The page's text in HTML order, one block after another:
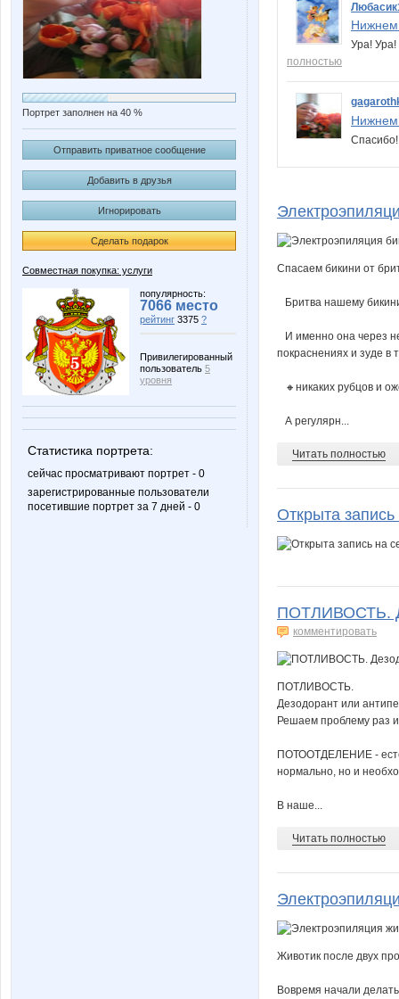
Портрет заполнен на 40 %
Отправить приватное сообщение
Добавить в друзья
Игнорировать
Сделать подарок
Совместная покупка: услуги
популярность:
7066 место
рейтинг 3375 ?
Привилегированный
пользователь 5
уровня
Статистика портрета:
сейчас просматривают портрет - 0
зарегистрированные пользователи
посетившие портрет за 7 дней - 0
Нижнем
Ура!
полностью
Нижнем
Спасаем бикини от
⠀Бритва нашему
⠀И именно она через
покраснениях и зуде в
⠀🔸никаких рубцов и
⠀А регулярн...
Читать полностью
Открыта
ПОТЛИВОСТЬ.
комментировать
ПОТЛИВОСТЬ.
Дезодорант или
Решаем проблему раз и
ПОТООТДЕЛЕНИЕ -
нормально, но и
В наше...
Читать полностью
Животик после двух
Вовремя начали